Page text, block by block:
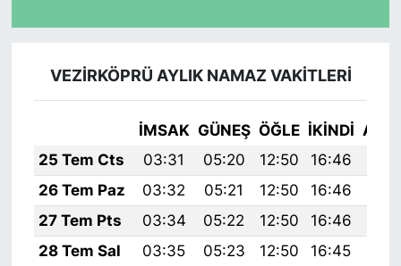
VEZİRKÖPRÜ AYLIK NAMAZ VAKITLERI
İMSAK GÜNEŞ ÖĞLE İKINDI
25 Tem Cts
03:31 05:20 12:50 16:46
26 Tem Paz
03:32 05:21 12:50 16:46
27 Tem Pts
03:34 05:22 12:50 16:46
28 Tem Sal
03:35 05:23 12:50 16:45